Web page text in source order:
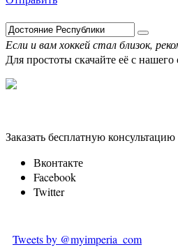
Если и вам хоккей стал близок,
Для простоты скачайте её с
Заказать бесплатную
Вконтакте
Facebook
Twitter
Tweets by @myimperia_com